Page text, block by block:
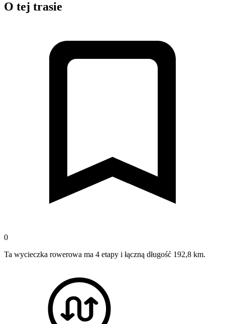
O tej trasie
0
Ta wycieczka rowerowa ma 4 etapy i łączną długość 192,8 km.